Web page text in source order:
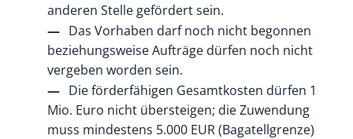
anderen Stelle gefördert sein.
Das Vorhaben darf noch nicht begonnen
beziehungsweise Aufträge dürfen noch nicht
vergeben worden sein.
Die förderfähigen Gesamtkosten dürfen 1
Mio. Euro nicht übersteigen; die Zuwendung
muss mindestens 5.000 EUR (Bagatellgrenze)